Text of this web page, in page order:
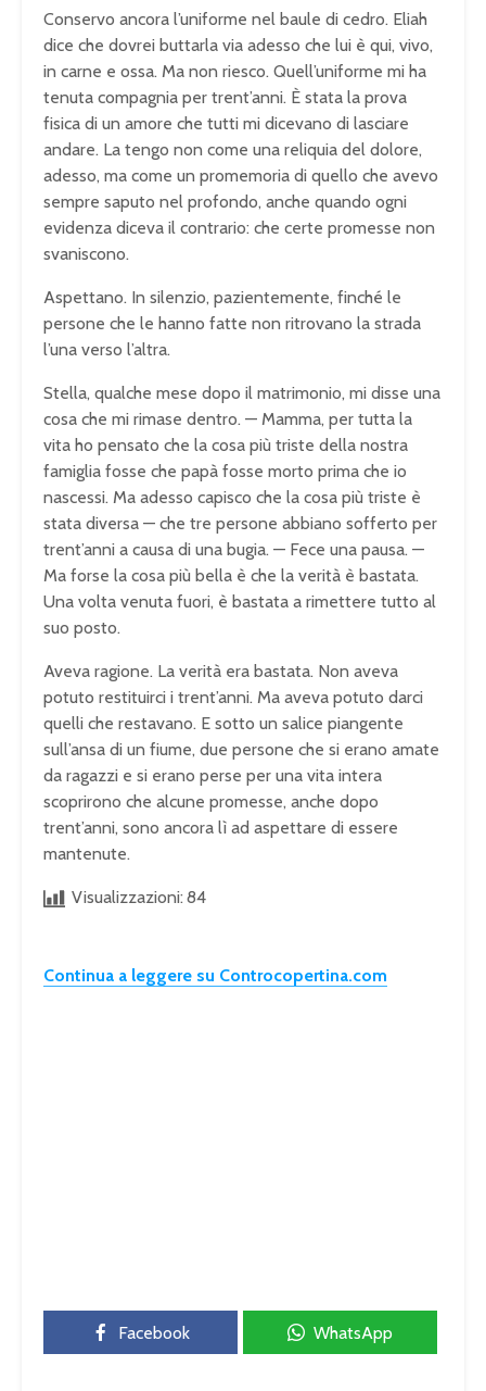
Conservo ancora l’uniforme nel baule di cedro. Eliah
dice che dovrei buttarla via adesso che lui è qui, vivo,
in carne e ossa. Ma non riesco. Quell’uniforme mi ha
tenuta compagnia per trent’anni. È stata la prova
fisica di un amore che tutti mi dicevano di lasciare
andare. La tengo non come una reliquia del dolore,
adesso, ma come un promemoria di quello che avevo
sempre saputo nel profondo, anche quando ogni
evidenza diceva il contrario: che certe promesse non
svaniscono.
Aspettano. In silenzio, pazientemente, finché le
persone che le hanno fatte non ritrovano la strada
l’una verso l’altra.
Stella, qualche mese dopo il matrimonio, mi disse una
cosa che mi rimase dentro. — Mamma, per tutta la
vita ho pensato che la cosa più triste della nostra
famiglia fosse che papà fosse morto prima che io
nascessi. Ma adesso capisco che la cosa più triste è
stata diversa — che tre persone abbiano sofferto per
trent’anni a causa di una bugia. — Fece una pausa. —
Ma forse la cosa più bella è che la verità è bastata.
Una volta venuta fuori, è bastata a rimettere tutto al
suo posto.
Aveva ragione. La verità era bastata. Non aveva
potuto restituirci i trent’anni. Ma aveva potuto darci
quelli che restavano. E sotto un salice piangente
sull’ansa di un fiume, due persone che si erano amate
da ragazzi e si erano perse per una vita intera
scoprirono che alcune promesse, anche dopo
trent’anni, sono ancora lì ad aspettare di essere
mantenute.
Visualizzazioni: 84
Continua a leggere su Controcopertina.com
Facebook WhatsApp